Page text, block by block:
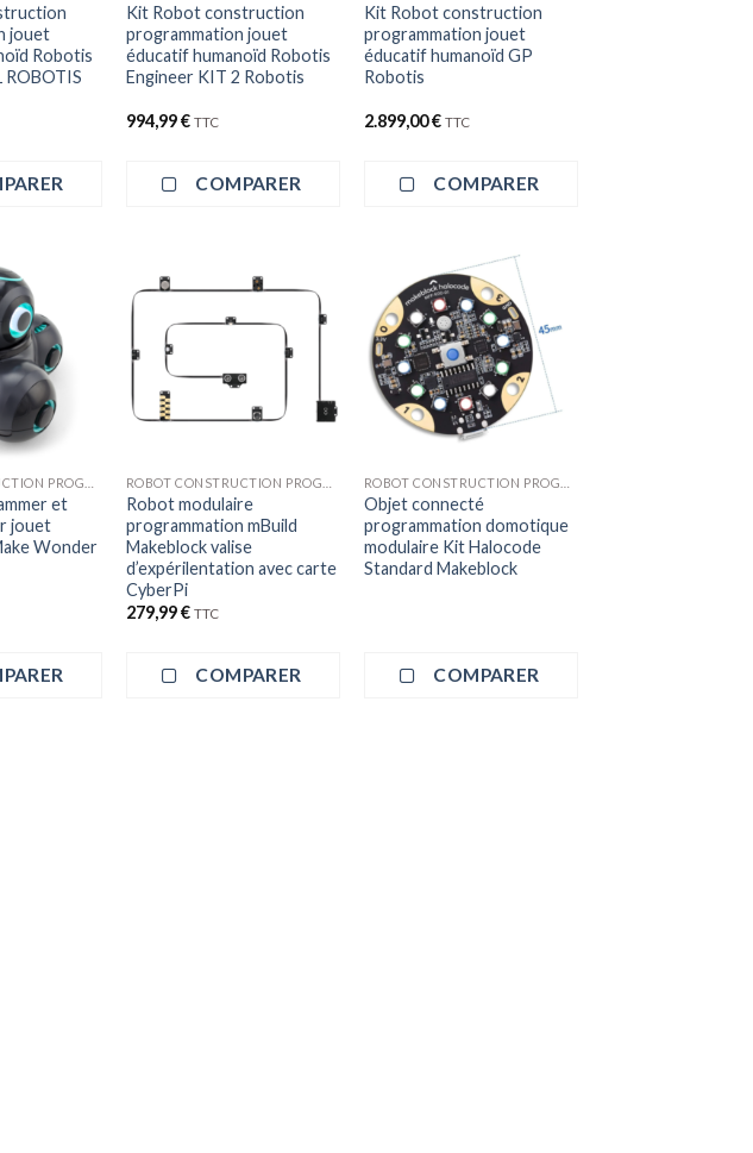
jouet
Robotis
ROBOTIS
Kit Robot construction
programmation jouet
éducatif humanoïd Robotis
Engineer KIT 2 Robotis
994,99€ TTC
COMPARER
Kit Robot construction
programmation jouet
éducatif humanoïd GP
Robotis
2.899,00€ TTC
COMPARER
et
jouet
Wonder
Robot modulaire
programmation mBuild
Makeblock valise
d’expérilentation avec carte
CyberPi
279,99€ TTC
COMPARER
Objet connecté
programmation domotique
modulaire Kit Halocode
Standard Makeblock
COMPARER